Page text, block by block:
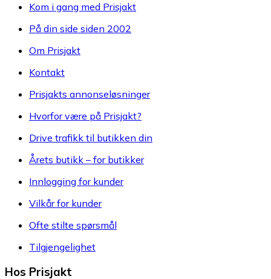
Kom i gang med Prisjakt
På din side siden 2002
Om Prisjakt
Kontakt
Prisjakts annonseløsninger
Hvorfor være på Prisjakt?
Drive trafikk til butikken din
Årets butikk – for butikker
Innlogging for kunder
Vilkår for kunder
Ofte stilte spørsmål
Tilgjengelighet
Hos Prisjakt